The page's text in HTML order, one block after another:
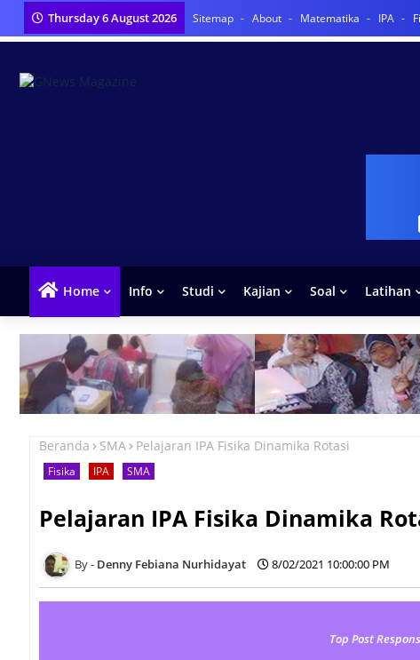
Thursday 6 August 2026 Sitemap About Matematika IPA
Home Info Studi Kajian Soal Latihan
Beranda SMA Pelajaran IPA Fisika Dinamika Rotasi
Fisika IPA SMA
Pelajaran IPA Fisika Dinamika
Denny Febiana Nurhidayat 8/02/2021 10:00:00 PM
Top Post